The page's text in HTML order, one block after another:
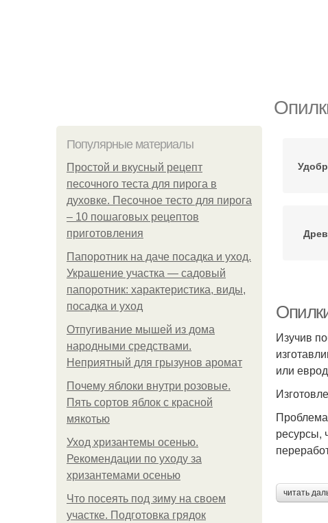
Популярные материалы
Простой и вкусный рецепт
песочного теста для пирога в
духовке. Песочное тесто для пирога
– 10 пошаговых рецептов
приготовления
Папоротник на даче посадка и уход.
Украшение участка — садовый
папоротник: характеристика, виды,
посадка и уход
Отпугивание мышей из дома
народными средствами.
Неприятный для грызунов аромат
Почему яблоки внутри розовые.
Пять сортов яблок с красной
мякотью
Уход хризантемы осенью.
Рекомендации по уходу за
хризантемами осенью
Что посеять под зиму на своем
участке. Подготовка грядок
Изучив
или
Проблема
ресурсы,
читать